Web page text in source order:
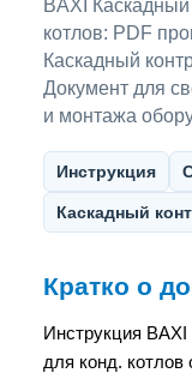
BAXI
котлов: PDF
Каскадный
Документ для
и монтажа
Инструкция
Каскадный
Кратко о
Инструкция
для конд. котлов